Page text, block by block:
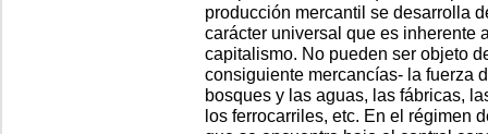
producción mercantil se desarrolla
carácter universal que es inherente
capitalismo. No pueden ser objeto
consiguiente mercancías- la fuerza
bosques y las aguas, las fábricas,
los ferrocarriles, etc. En el régimen